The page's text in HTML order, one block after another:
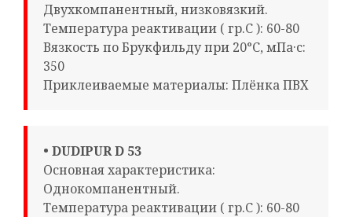
Двухкомпанентный, низковязкий.
Температура реактивации ( гр.С ): 60-80
Вязкость по Брукфильду при 20°С, мПа·с:
350
Приклеиваемые материалы: Плёнка ПВХ
• DUDIPUR D 53
Основная характеристика:
Однокомпанентный.
Температура реактивации ( гр.С ): 60-80